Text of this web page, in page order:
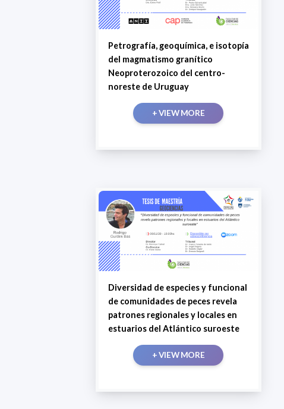
Petrografía, geoquímica, e isotopía
del magmatismo granítico
Neoproterozoico del centro-
noreste de Uruguay
+ VIEW MORE
Diversidad de especies y funcional
de comunidades de peces revela
patrones regionales y locales en
estuarios del Atlántico suroeste
+ VIEW MORE